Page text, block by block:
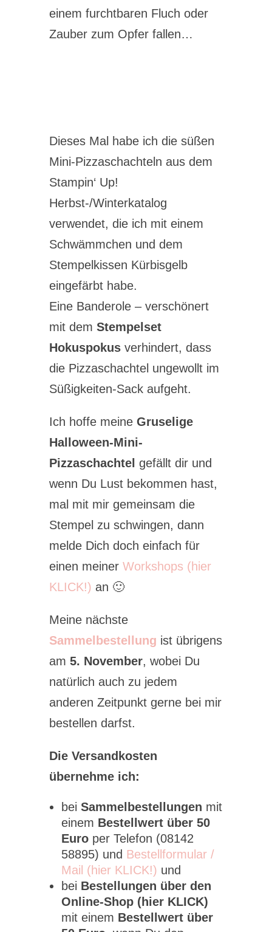
einem furchtbaren Fluch oder
Zauber zum Opfer fallen…
Dieses Mal habe ich die süßen
Mini-Pizzaschachteln aus dem
Stampin‘ Up!
Herbst-/Winterkatalog
verwendet, die ich mit einem
Schwämmchen und dem
Stempelkissen Kürbisgelb
eingefärbt habe.
Eine Banderole – verschönert
mit dem Stempelset
Hokuspokusverhindert, dass
die Pizzaschachtel ungewollt im
Süßigkeiten-Sack aufgeht.
Ich hoffe meine Gruselige
Halloween-Mini-
Pizzaschachtel gefällt dir und
wenn Du Lust bekommen hast,
mal mit mir gemeinsam die
Stempel zu schwingen, dann
melde Dich doch einfach für
einen meiner Workshops (hier
KLICK!) an 🙂
Meine nächste
Sammelbestellung ist übrigens
am 5. November, wobei Du
natürlich auch zu jedem
anderen Zeitpunkt gerne bei mir
bestellen darfst.
Die Versandkosten
übernehme ich:
bei Sammelbestellungen mit
einem Bestellwert über 50
Euro per Telefon (08142
58895) und Bestellformular /
Mail (hier KLICK!) und
bei Bestellungen über den
Online-Shop (hier KLICK)
mit einem Bestellwert über